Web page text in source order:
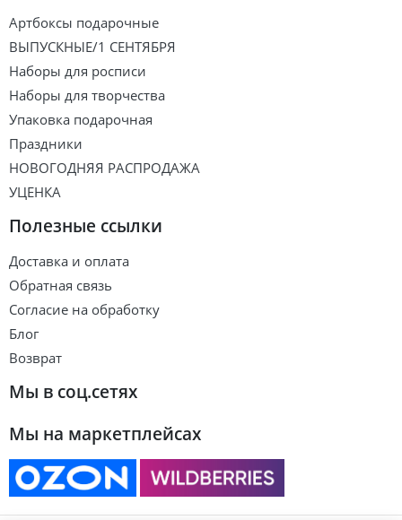
Артбоксы подарочные
ВЫПУСКНЫЕ/1 СЕНТЯБРЯ
Наборы для росписи
Наборы для творчества
Упаковка подарочная
Праздники
НОВОГОДНЯЯ РАСПРОДАЖА
УЦЕНКА
Полезные ссылки
Доставка и оплата
Обратная связь
Согласие на обработку
Блог
Возврат
Мы в соц.сетях
Мы на маркетплейсах